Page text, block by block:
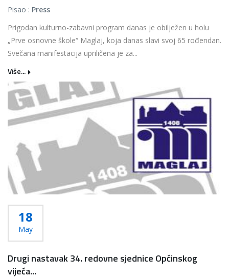
Pisao : Press
Prigodan kulturno-zabavni program danas je obilježen u holu
„Prve osnovne škole“ Maglaj, koja danas slavi svoj 65 rođendan.
Svečana manifestacija upriličena je za...
Više...
18
May
Drugi nastavak 34. redovne sjednice Općinskog
vijeća...